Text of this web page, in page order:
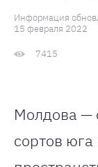
Информация
15 февраля 2022
7415
Молдова —
сортов юга